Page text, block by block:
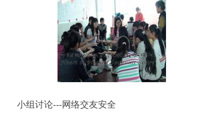
小组讨论---网络交友安全